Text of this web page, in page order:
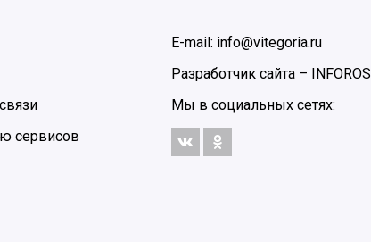
сервисов
E-mail: info@vitegoria.ru
Разработчик сайта – INFOROS
Мы в социальных сетях: